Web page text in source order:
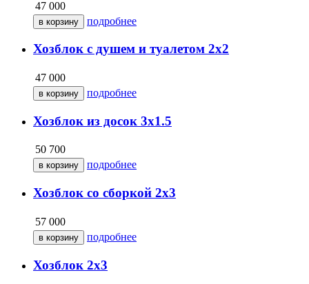
47 000
подробнее
Хозблок с душем и туалетом 2х2
47 000
подробнее
Хозблок из досок 3х1.5
50 700
подробнее
Хозблок со сборкой 2х3
57 000
подробнее
Хозблок 2х3